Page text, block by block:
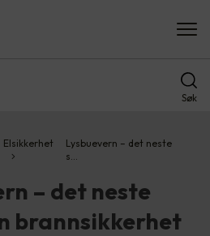
Søk
Elsikkerhet
Lysbuevern – det neste
s…
– det neste
brannsikkerhet